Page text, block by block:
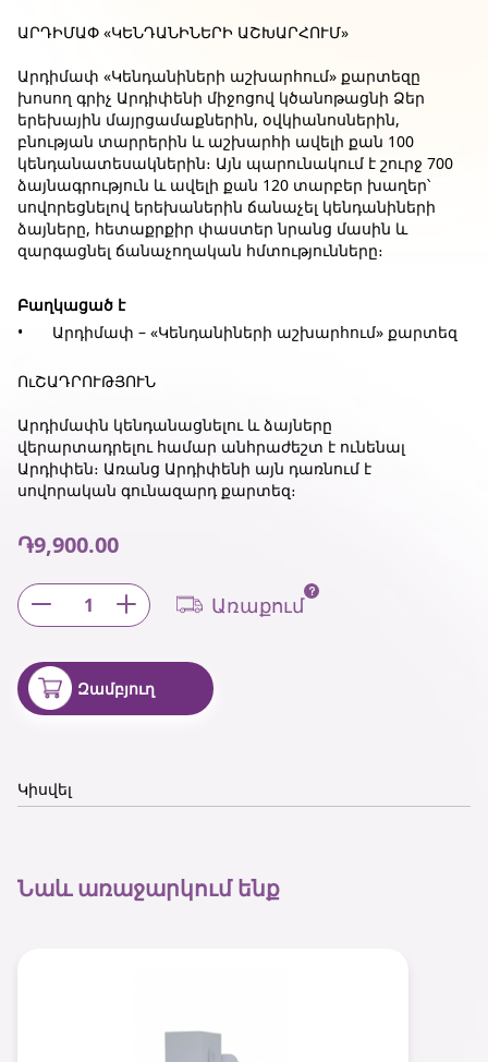
ԱՐԴԻՄԱՓ «ԿԵՆԴԱՆԻՆԵՐԻ ԱՇԽԱՐՀՈՒՄ»
Արդիմափ «Կենդանիների աշխարհում» քարտեզը
խոսող գրիչ Արդիփենի միջոցով կծանոթացնի Ձեր
երեխային մայրցամաքներին, օվկիանոսներին,
բնության տարրերին և աշխարհի ավելի քան 100
կենդանատեսակներին։ Այն պարունակում է շուրջ 700
ձայնագրություն և ավելի քան 120 տարբեր խաղեր՝
սովորեցնելով երեխաներին ճանաչել կենդանիների
ձայները, հետաքրքիր փաստեր նրանց մասին և
զարգացնել ճանաչողական հմտությունները։
Բաղկացած է
ՈւՇԱԴՐՈՒԹՅՈՒՆ
Արդիմափն կենդանացնելու և ձայները
վերարտադրելու համար անհրաժեշտ է ունենալ
Արդիփեն։ Առանց Արդիփենի այն դառնում է
սովորական գունազարդ քարտեզ։
֏9,900.00
1 Առաքում
Զամբյուղ
Կիսվել
Նաև առաջարկում ենք